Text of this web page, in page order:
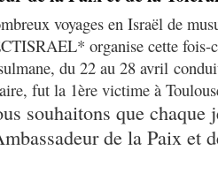
voyages en Israël de
organise cette
du 22 au 28 avril
fut la 1ère victime à
souhaitons que chaque
de la Paix et